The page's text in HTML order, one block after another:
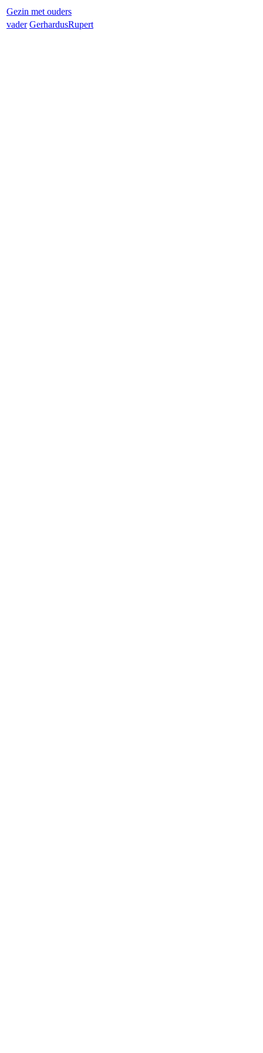
Gezin met ouders
vader GerhardusRupert